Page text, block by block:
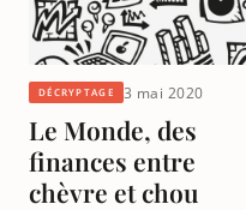
DÉCRYPTAGE 3 mai 2020
Le Monde, des
finances entre
chèvre et chou